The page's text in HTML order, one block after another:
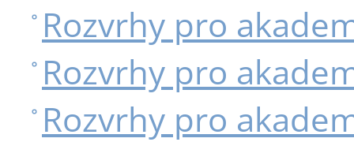
Rozvrhy pro
Rozvrhy pro
Rozvrhy pro